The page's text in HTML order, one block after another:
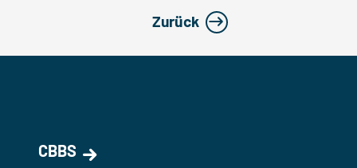
Zurück
CBBS